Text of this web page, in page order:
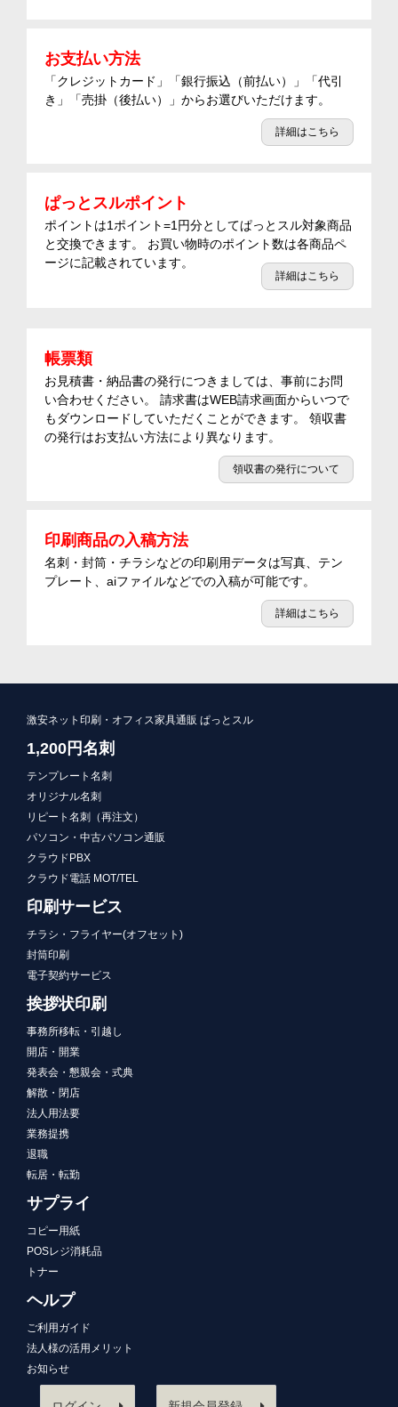
お支払い方法
「クレジットカード」「銀行振込（前払い）」「代引
き」「売掛（後払い）」からお選びいただけます。
詳細はこちら
ぱっとスルポイント
ポイントは1ポイント=1円分としてぱっとスル対象商品
と交換できます。 お買い物時のポイント数は各商品ペ
ージに記載されています。
詳細はこちら
帳票類
お見積書・納品書の発行につきましては、事前にお問
い合わせください。 請求書はWEB請求画面からいつで
もダウンロードしていただくことができます。 領収書
の発行はお支払い方法により異なります。
領収書の発行について
印刷商品の入稿方法
名刺・封筒・チラシなどの印刷用データは写真、テン
プレート、aiファイルなどでの入稿が可能です。
詳細はこちら
激安ネット印刷・オフィス家具通販 ぱっとスル
1,200円名刺
テンプレート名刺
オリジナル名刺
リピート名刺（再注文）
パソコン・中古パソコン通販
クラウドPBX
クラウド電話 MOT/TEL
印刷サービス
チラシ・フライヤー(オフセット)
封筒印刷
電子契約サービス
挨拶状印刷
事務所移転・引越し
開店・開業
発表会・懇親会・式典
解散・閉店
法人用法要
業務提携
退職
転居・転勤
サプライ
コピー用紙
POSレジ消耗品
トナー
ヘルプ
ご利用ガイド
法人様の活用メリット
お知らせ